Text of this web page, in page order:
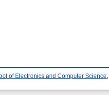
of Electronics and Computer Science